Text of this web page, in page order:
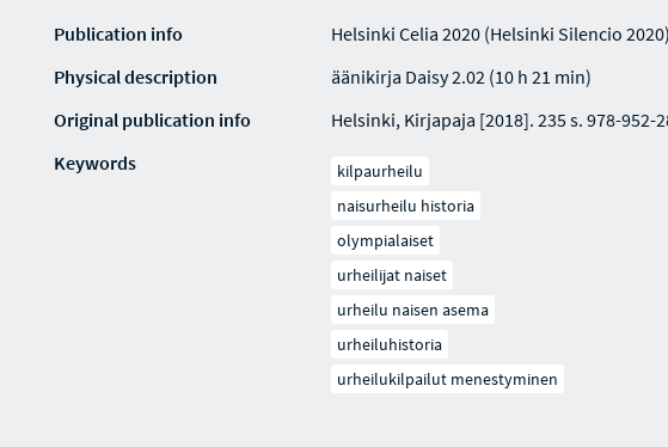
Publication info
Helsinki Celia 2020 (Helsinki Silencio 2020)
Physical description
äänikirja Daisy 2.02 (10 h 21 min)
Original publication info
Helsinki, Kirjapaja [2018]. 235 s. 978-952-
Keywords
kilpaurheilu
naisurheilu historia
olympialaiset
urheilijat naiset
urheilu naisen asema
urheiluhistoria
urheilukilpailut menestyminen